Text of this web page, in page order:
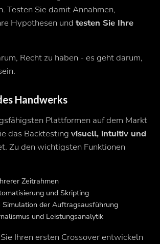
Testen Sie damit Annahmen,
Hypothesen und testen Sie Ihre
Recht zu haben - es geht darum,
Handwerks
Plattformen auf dem Markt
das Backtesting visuell, intuitiv und
Zu den wichtigsten Funktionen
Zeitrahmen
und Skripting
Simulation der Auftragsausführung
und Leistungsanalytik
Ihren ersten Crossover entwickeln